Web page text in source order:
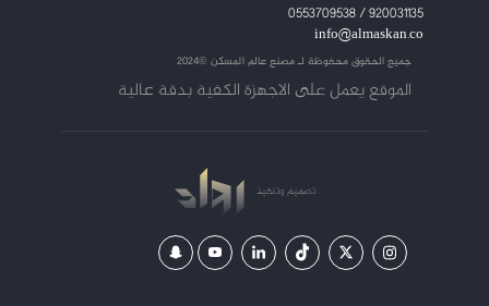
920031135 / 0553709538
info@almaskan.co
جميع الحقوق محفوظة لـمصنع عالم المسكن ©2024
الموقع يعمل على الاجهزة الكفية بدقة عالية
تصميموتنفيذ